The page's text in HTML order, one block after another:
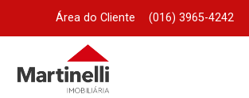
Área do Cliente (016) 3965-4242